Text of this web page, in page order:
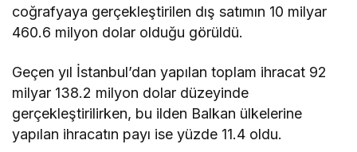
coğrafyaya gerçekleştirilen dış satımın 10 milyar
460.6 milyon dolar olduğu görüldü.
Geçen yıl İstanbul’dan yapılan toplam ihracat 92
milyar 138.2 milyon dolar düzeyinde
gerçekleştirilirken, bu ilden Balkan ülkelerine
yapılan ihracatın payı ise yüzde 11.4 oldu.